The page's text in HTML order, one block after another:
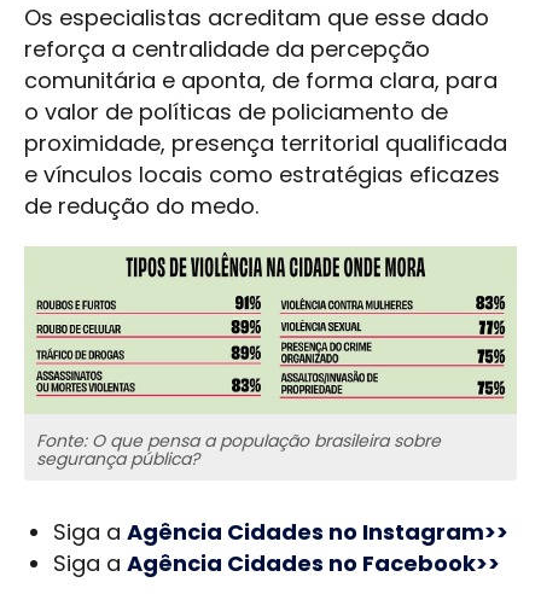
Os especialistas acreditam que esse dado
reforça a centralidade da percepção
comunitária e aponta, de forma clara, para
o valor de políticas de policiamento de
proximidade, presença territorial qualificada
e vínculos locais como estratégias eficazes
de redução do medo.
Fonte: O que pensa a população brasileira sobre
segurança pública?
Siga a Agência Cidades no Instagram>>
Siga a Agência Cidades no Facebook>>